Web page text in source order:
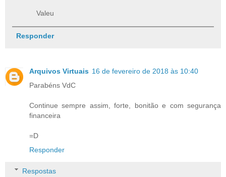
Valeu
Responder
Arquivos Virtuais 16 de fevereiro de 2018 às 10:40
Parabéns VdC
Continue sempre assim, forte, bonitão e com segurança
financeira
=D
Responder
Respostas